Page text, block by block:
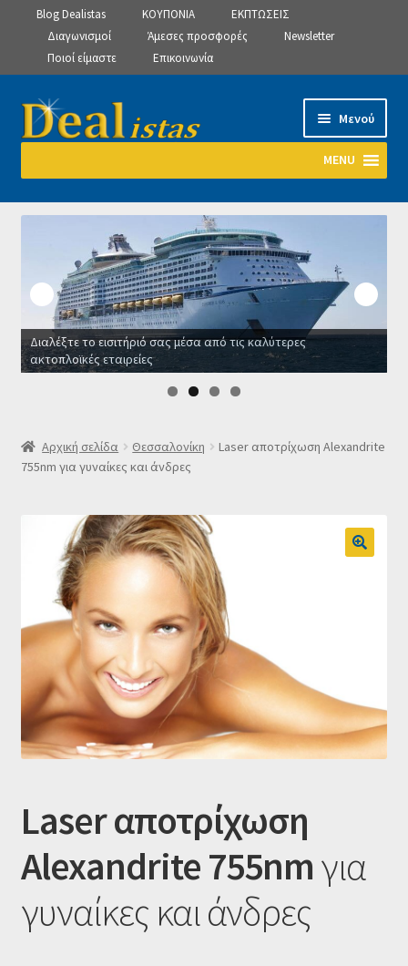
Blog Dealistas ΚΟΥΠΟΝΙΑ
ΕΚΠΤΩΣΕΙΣ
Διαγωνισμοί
Άμεσες προσφορές
Newsletter
Ποιοί είμαστε
Επικοινωνία
Απευθείας
μετάβαση
πλοήγηση
Μετάβαση
σε
Μενού
MENU
Αρχική
Manage Subscriptions
Manage Subscriptions
Manage Subscriptions
SLIDER
Δελτίο νέων
Επιβεβαίωση εγγραφής στο Newsletter του Dealistas.gr
Επικοινωνία
Καλάθι
Κατάστημα
Ταμείο
HOME
Διαλέξτε το εισιτήριό σας μέσα από τις καλύτερες
ακτοπλοϊκές εταιρείες
Αρχική σελίδα Θεσσαλονίκη
Laser αποτρίχωση Alexandrite
755nm για γυναίκες και άνδρες
Laser αποτρίχωση
Alexandrite 755nmγια
γυναίκες και άνδρες